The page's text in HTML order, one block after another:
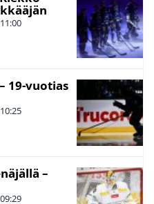
11:00
19-vuotias
10:25
–
09:29